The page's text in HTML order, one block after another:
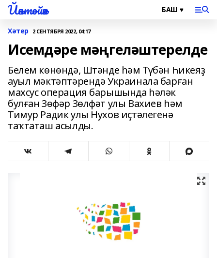
Йәнтөйәк
Хәтер 2 СЕНТЯБРЯ 2022, 04:17
Исемдәре мәңгеләштерелде
Белем көнөндә, Штәнде һәм Түбән Һикеяҙ
ауыл мәктәптәрендә Украинала барған
махсус операция барышында һәләк
булған Зөфәр Зөлфәт улы Вахиев һәм
Тимур Радик улы Нухов иҫтәлегенә
таҡтаташ асылды.